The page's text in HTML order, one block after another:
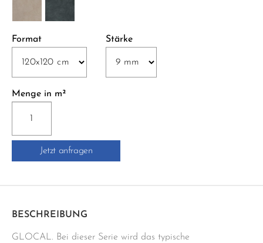
Format Stärke
Menge in m²
GLOCAL
SP.
Menge
Jetzt anfragen
BESCHREIBUNG
GLOCAL. Bei dieser Serie wird das typische